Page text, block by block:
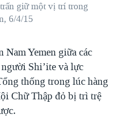
'BÊN THẮNG CUỘC'
VIỆT NAM
TẠI VIỆT NAM
PHỦ VIỆT NAM
giữ một vị trí trong
6/4/15
Yemen giữa các
Shi’ite và lực
thống trong lúc hàng
Chữ Thập đỏ bị trì trệ